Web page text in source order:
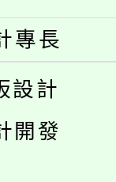
專長
設計
開發